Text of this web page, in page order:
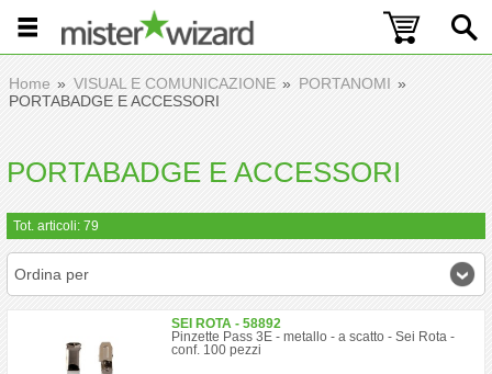
Home VISUAL E COMUNICAZIONE
PORTANOMI
PORTABADGE E ACCESSORI
PORTABADGE E ACCESSORI
Tot. articoli: 79
Ordina per
SEI ROTA - 58892
Pinzette Pass 3E - metallo - a scatto - Sei Rota -
conf. 100 pezzi